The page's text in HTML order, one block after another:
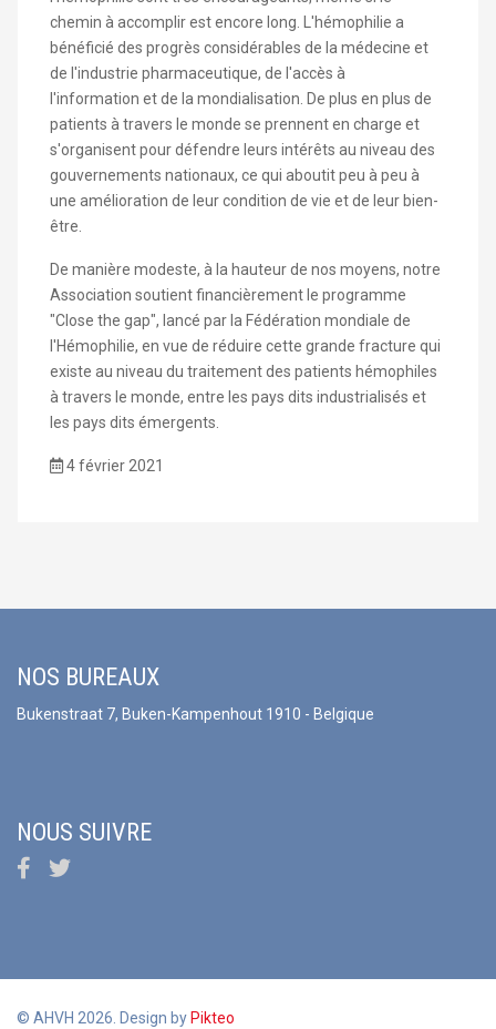
chemin à accomplir est encore long. L'hémophilie a
bénéficié des progrès considérables de la médecine et
de l'industrie pharmaceutique, de l'accès à
l'information et de la mondialisation. De plus en plus de
patients à travers le monde se prennent en charge et
s'organisent pour défendre leurs intérêts au niveau des
gouvernements nationaux, ce qui aboutit peu à peu à
une amélioration de leur condition de vie et de leur bien-
être.
De manière modeste, à la hauteur de nos moyens, notre
Association soutient financièrement le programme
"Close the gap", lancé par la Fédération mondiale de
l'Hémophilie, en vue de réduire cette grande fracture qui
existe au niveau du traitement des patients hémophiles
à travers le monde, entre les pays dits industrialisés et
les pays dits émergents.
4 février 2021
NOS BUREAUX
Bukenstraat 7, Buken-Kampenhout 1910 - Belgique
NOUS SUIVRE
© AHVH 2026. Design byPikteo